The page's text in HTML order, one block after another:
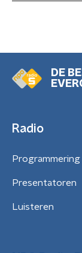
DE
Radio
Programmering
Presentatoren
Luisteren